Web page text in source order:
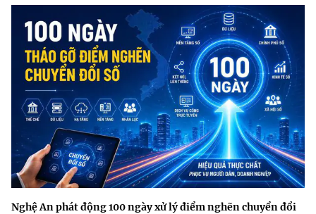
Nghệ An phát động 100 ngày xử lý điểm nghẽn chuyển đổi